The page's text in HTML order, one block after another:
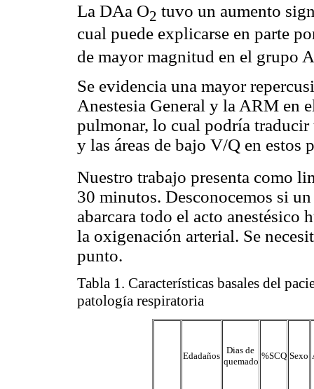
La DAa O2 tuvo un aumento
cual puede explicarse en parte
de mayor magnitud en el grupo
Se evidencia una mayor
Anestesia General y la ARM en
pulmonar, lo cual podría
y las áreas de bajo V/Q en estos
Nuestro trabajo presenta como
30 minutos. Desconocemos si
abarcara todo el acto anestésico
la oxigenación arterial. Se
punto.
Tabla 1. Características basales del
patología respiratoria
Edadaños
Dias de
quemado
%SCQ Sexo